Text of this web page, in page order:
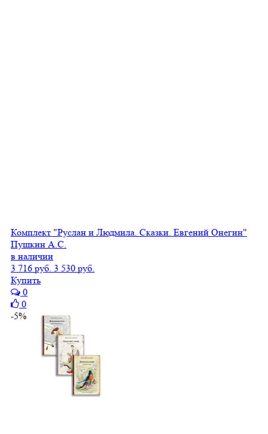
Комплект "Руслан и Людмила. Сказки. Евгений Онегин"
Пушкин А.С.
в наличии
3 716 руб. 3 530 руб.
Купить
0
0
-5%